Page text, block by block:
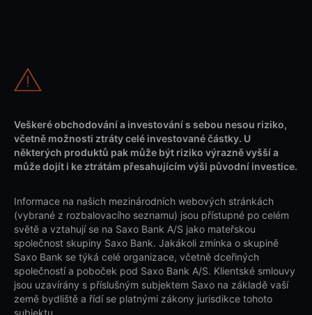
Veškeré obchodování a investování s sebou nesou riziko,
včetně možnosti ztráty celé investované částky. U
některých produktů pak může být riziko výrazně vyšší a
může dojít i ke ztrátám přesahujícím výši původní investice.
Informace na našich mezinárodních webových stránkách
(vybrané z rozbalovacího seznamu) jsou přístupné po celém
světě a vztahují se na Saxo Bank A/S jako mateřskou
společnost skupiny Saxo Bank. Jakákoli zmínka o skupině
Saxo Bank se týká celé organizace, včetně dceřiných
společností a poboček pod Saxo Bank A/S. Klientské smlouvy
jsou uzavírány s příslušným subjektem Saxo na základě vaší
země bydliště a řídí se platnými zákony jurisdikce tohoto